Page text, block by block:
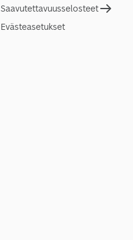
Saavutettavuusselosteet
Evästeasetukset